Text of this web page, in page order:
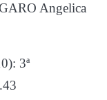
Angelica
3ª